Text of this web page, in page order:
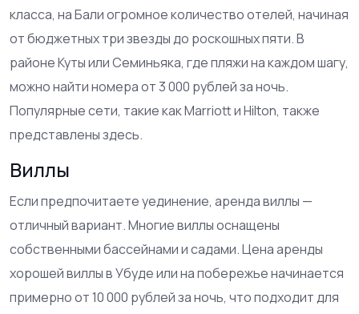
класса, на Бали огромное количество отелей, начиная
от бюджетных три звезды до роскошных пяти. В
районе Куты или Семиньяка, где пляжи на каждом шагу,
можно найти номера от 3 000 рублей за ночь.
Популярные сети, такие как Marriott и Hilton, также
представлены здесь.
Виллы
Если предпочитаете уединение, аренда виллы —
отличный вариант. Многие виллы оснащены
собственными бассейнами и садами. Цена аренды
хорошей виллы в Убуде или на побережье начинается
примерно от 10 000 рублей за ночь, что подходит для